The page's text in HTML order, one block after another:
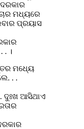
ଦରକାର
ମଧ୍ୟରେ
ପ୍ରୟାସ
. ।
ମଧ୍ୟେ
. .
ଦୁଃଖ ଆସିଥାଏ